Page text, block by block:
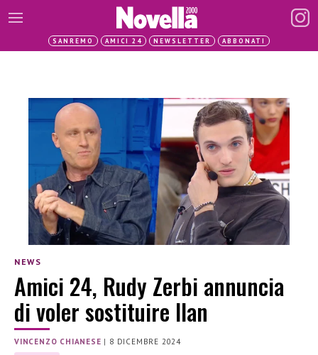
SANREMO AMICI 24 NEWSLETTER ABBONATI
NEWS
Amici 24, Rudy Zerbi annuncia
di voler sostituire Ilan
VINCENZO CHIANESE | 8 DICEMBRE 2024